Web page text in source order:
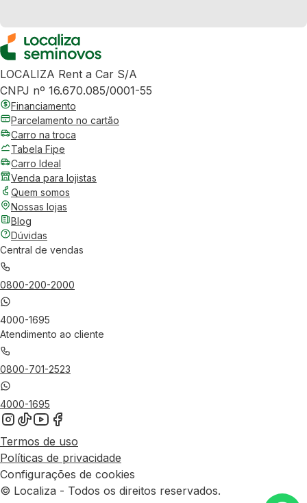
LOCALIZA Rent a Car S/A
CNPJ nº 16.670.085/0001-55
Financiamento
Parcelamento no cartão
Carro na troca
Tabela Fipe
Carro Ideal
Venda para lojistas
Quem somos
Nossas lojas
Blog
Dúvidas
Central de vendas
0800-200-2000
4000-1695
Atendimento ao cliente
0800-701-2523
4000-1695
Termos de uso
Políticas de privacidade
Configurações de cookies
© Localiza - Todos os direitos reservados.